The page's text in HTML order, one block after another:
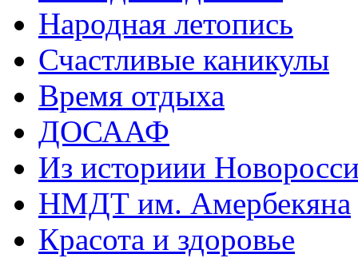
Народная летопись
Счастливые каникулы
Время отдыха
ДОСААФ
Из историии
НМДТ им. Амербекяна
Красота и здоровье